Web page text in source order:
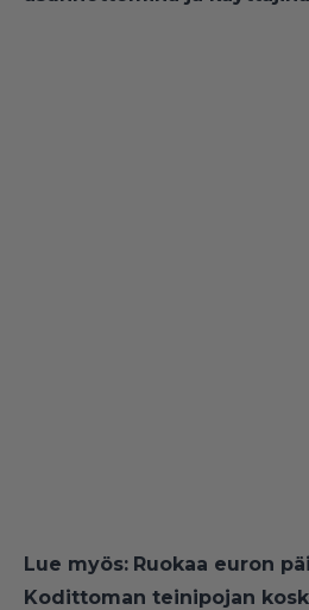
Lue myös: Ruokaa euron
Kodittoman teinipojan